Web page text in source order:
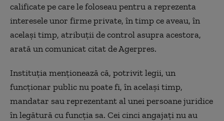
calificate pe care le foloseau pentru a reprezenta
interesele unor firme private, în timp ce aveau, în
acelaşi timp, atribuţii de control asupra acestora,
arată un comunicat citat de Agerpres.
Instituţia menţionează că, potrivit legii, un
funcţionar public nu poate fi, în acelaşi timp,
mandatar sau reprezentant al unei persoane juridice
în legătură cu funcţia sa. Cei cinci angajaţi nu au